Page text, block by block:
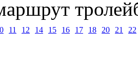
11 12 14 15 16 17 18 20 21 22